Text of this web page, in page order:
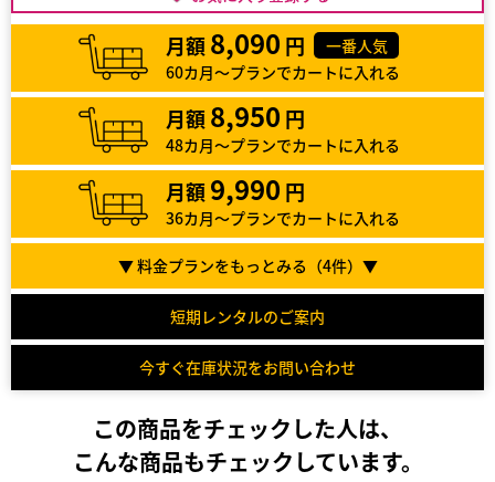
月額 8,090 円
一番人気
60カ月～プランでカートに入れる
月額 8,950 円
48カ月～プランでカートに入れる
月額 9,990 円
36カ月～プランでカートに入れる
▼ 料金プランをもっとみる（4件）▼
短期レンタルのご案内
今すぐ在庫状況をお問い合わせ
この商品をチェックした人は、
こんな商品もチェックしています。